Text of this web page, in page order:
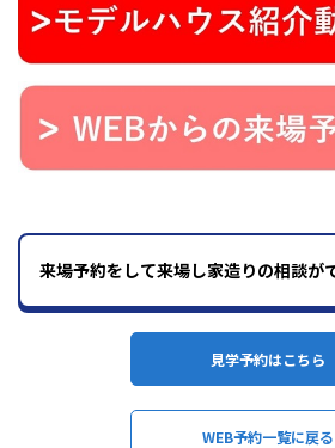
来場予約をして来場し家造りの相談が
見学予約はこちら
WEB予約一覧に戻る